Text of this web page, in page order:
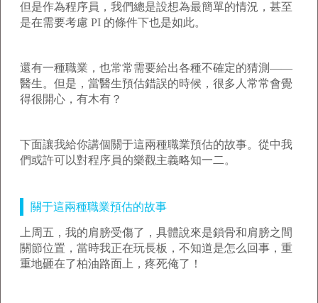
但是作為程序員，我們總是設想為最簡單的情況，甚至
是在需要考慮 PI 的條件下也是如此。
還有一種職業，也常常需要給出各種不確定的猜測——
醫生。但是，當醫生預估錯誤的時候，很多人常常會覺
得很開心，有木有？
下面讓我給你講個關于這兩種職業預估的故事。從中我
們或許可以對程序員的樂觀主義略知一二。
關于這兩種職業預估的故事
上周五，我的肩膀受傷了，具體說來是鎖骨和肩膀之間
關節位置，當時我正在玩長板，不知道是怎么回事，重
重地砸在了柏油路面上，疼死俺了！